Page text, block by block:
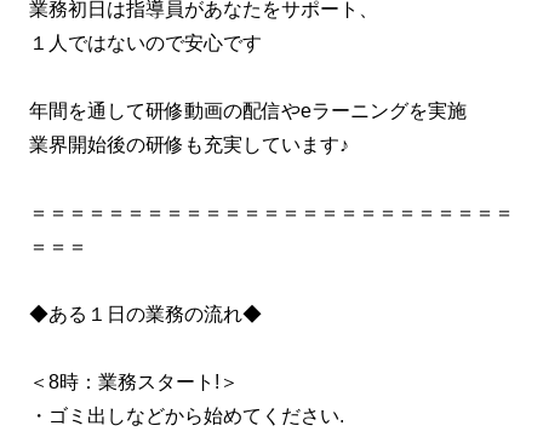
業務初日は指導員があなたをサポート、
１人ではないので安心です
年間を通して研修動画の配信やeラーニングを実施
業界開始後の研修も充実しています♪
＝＝＝＝＝＝＝＝＝＝＝＝＝＝＝＝＝＝＝＝＝＝＝＝＝
＝＝＝
◆ある１日の業務の流れ◆
＜8時：業務スタート!＞
・ゴミ出しなどから始めてください.